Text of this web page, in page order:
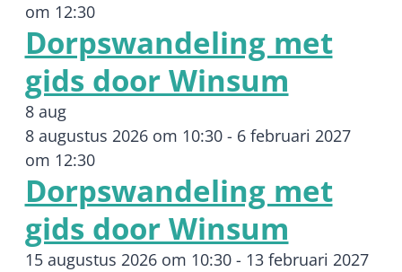
om 12:30
Dorpswandeling met
gids door Winsum
8 aug
8 augustus 2026 om 10:30- 6 februari 2027
om 12:30
Dorpswandeling met
gids door Winsum
15 augustus 2026 om 10:30- 13 februari 2027